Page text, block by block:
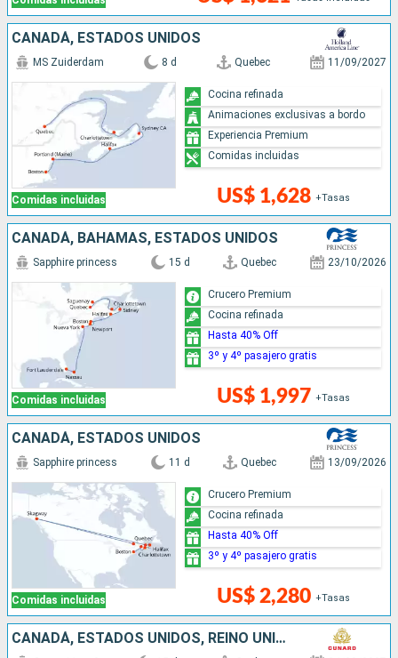
CANADÁ, ESTADOS UNIDOS
Comidas incluidas
MS Zuiderdam 8 d Quebec 11/09/2027
US$ 1,628 +Tasas
Cocina refinada
Animaciones exclusivas a bordo
Experiencia Premium
Comidas incluidas
CANADÁ, BAHAMAS, ESTADOS UNIDOS
Comidas incluidas
Sapphire princess 15 d Quebec 23/10/2026
US$ 1,997 +Tasas
Crucero Premium
Cocina refinada
Hasta 40% Off
3º y 4º pasajero gratis
CANADÁ, ESTADOS UNIDOS
Comidas incluidas
Sapphire princess 11 d Quebec 13/09/2026
US$ 2,280 +Tasas
Crucero Premium
Cocina refinada
Hasta 40% Off
3º y 4º pasajero gratis
CANADÁ, ESTADOS UNIDOS, REINO UNIDO